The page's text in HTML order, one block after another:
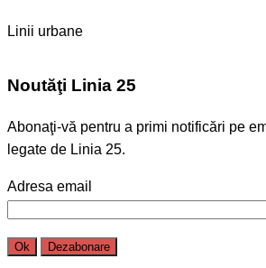
Linii urbane
Noutăţi Linia 25
Abonaţi-vă pentru a primi notificări pe
legate de Linia 25.
Adresa email